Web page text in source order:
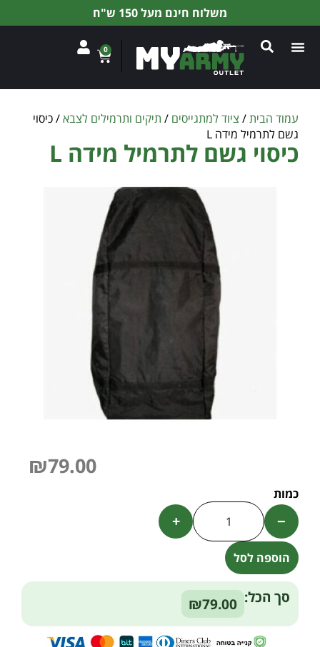
משלוח חינם מעל 150 ש"ח
0
עמוד הבית/ ציוד למתגייסים / תיקים ותרמילים לצבא/ כיסוי
גשם לתרמיל מידה L
כיסוי גשם לתרמיל מידה L
₪79.00
−
+
הוספה לסל
Alternative:
סך הכל: ₪79.00